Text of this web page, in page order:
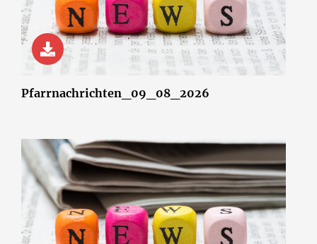
© wsf-sh/Shotshop.com
Pfarrnachrichten_09_08_2026